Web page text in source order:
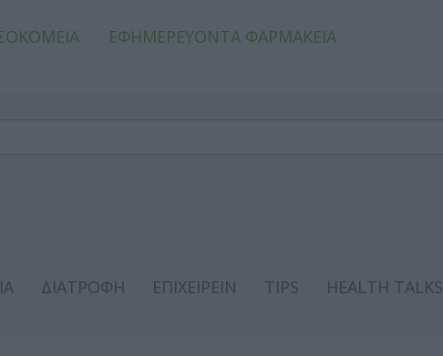
ΕΦΗΜΕΡΕΥΟΝΤΑ ΦΑΡΜΑΚΕΙΑ
ΔΙΑΤΡΟΦΗ ΕΠΙΧΕΙΡΕΙΝ TIPS
HEALTH TALKS